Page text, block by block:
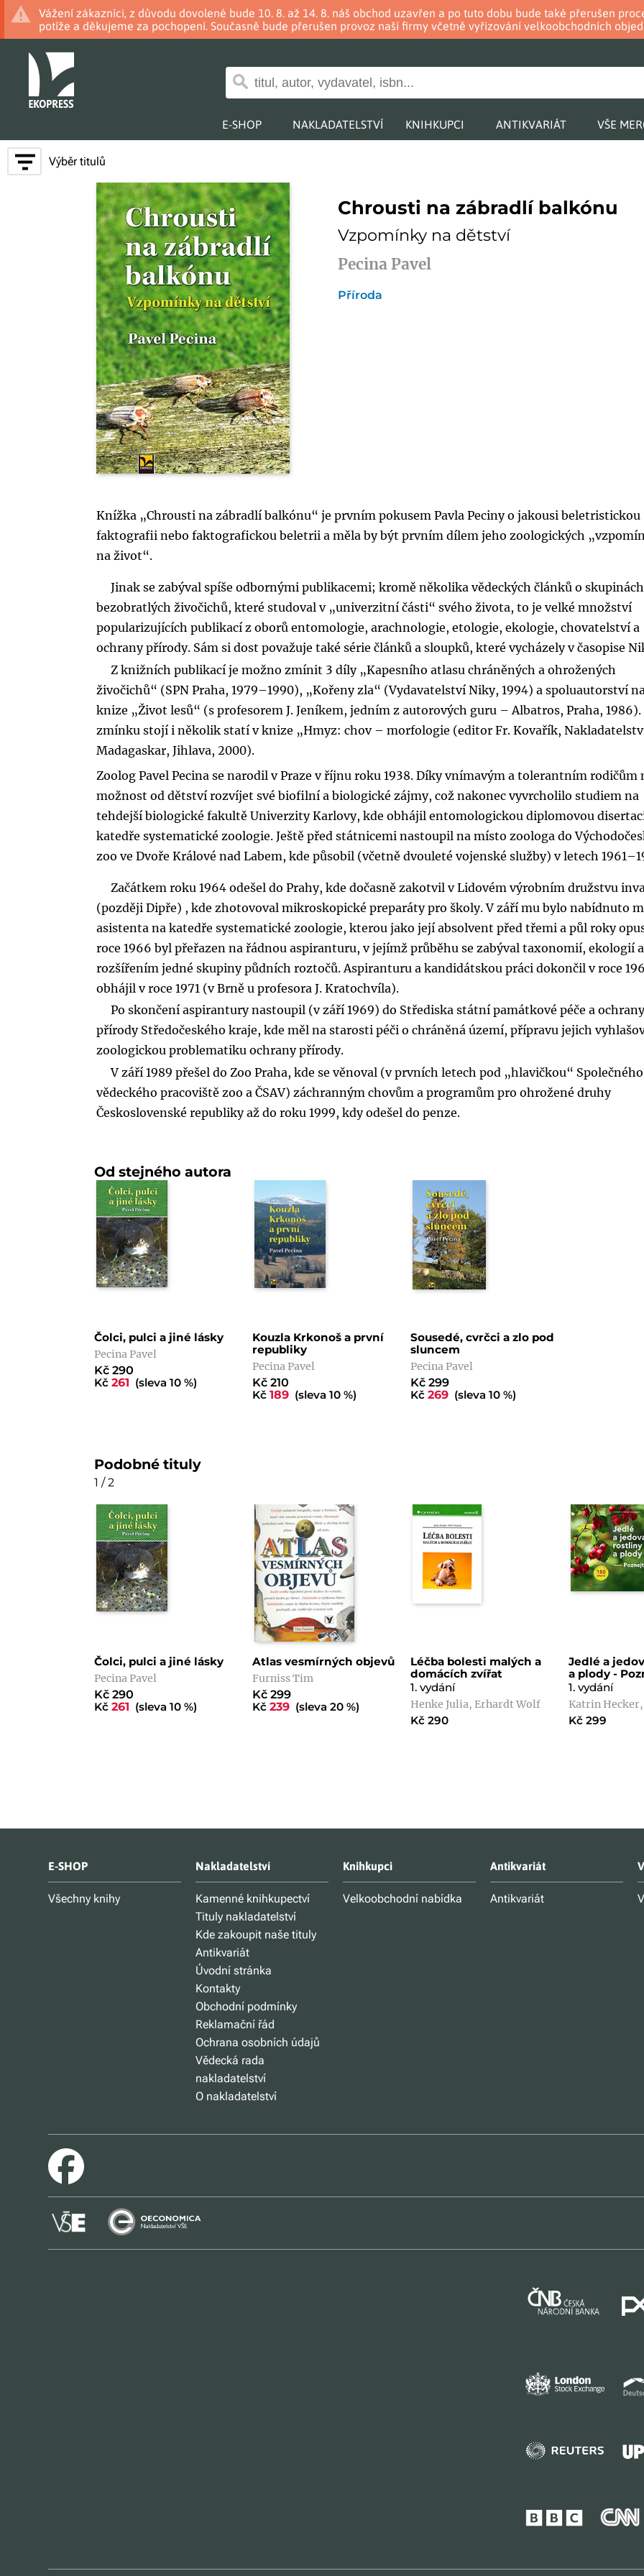
Vážení zákazníci, z důvodu dovolené bude 10. 8. až 14. 8. náš obchod uzavřen a po tuto dobu bude také přerušen
potíže a děkujeme za pochopení. Současně bude přerušen provoz naší firmy včetně vyřizování velkoobchodních
E-SHOP NAKLADATELSTVÍ KNIHKUPCI ANTIKVARIÁT VŠE
Výběr titulů
Chrousti na zábradlí balkónu
Vzpomínky na dětství
Pecina Pavel
Příroda
Knížka „Chrousti na zábradlí balkónu“ je prvním pokusem Pavla Peciny o jakousi beletristickou
faktografii nebo faktografickou beletrii a měla by být prvním dílem jeho zoologických
na život“.
Jinak se zabýval spíše odbornými publikacemi; kromě několika vědeckých článků o skupinách
bezobratlých živočichů, které studoval v „univerzitní části“ svého života, to je velké množství
popularizujících publikací z oborů entomologie, arachnologie, etologie, ekologie, chovatelství a
ochrany přírody. Sám si dost považuje také série článků a sloupků, které vycházely v časopise
Z knižních publikací je možno zmínit 3 díly „Kapesního atlasu chráněných a ohrožených
živočichů“ (SPN Praha, 1979–1990), „Kořeny zla“ (Vydavatelství Niky, 1994) a spoluautorství
knize „Život lesů“ (s profesorem J. Jeníkem, jedním z autorových guru – Albatros, Praha, 1986).
zmínku stojí i několik statí v knize „Hmyz: chov – morfologie (editor Fr. Kovařík,
Madagaskar, Jihlava, 2000).
Zoolog Pavel Pecina se narodil v Praze v říjnu roku 1938. Díky vnímavým a tolerantním rodičům
možnost od dětství rozvíjet své biofilní a biologické zájmy, což nakonec vyvrcholilo studiem na
tehdejší biologické fakultě Univerzity Karlovy, kde obhájil entomologickou diplomovou
katedře systematické zoologie. Ještě před státnicemi nastoupil na místo zoologa do
zoo ve Dvoře Králové nad Labem, kde působil (včetně dvouleté vojenské služby) v letech
Začátkem roku 1964 odešel do Prahy, kde dočasně zakotvil v Lidovém výrobním družstvu
(později Dipře) , kde zhotovoval mikroskopické preparáty pro školy. V září mu bylo nabídnuto
asistenta na katedře systematické zoologie, kterou jako její absolvent před třemi a půl roky
roce 1966 byl přeřazen na řádnou aspiranturu, v jejímž průběhu se zabýval taxonomií, ekologií a
rozšířením jedné skupiny půdních roztočů. Aspiranturu a kandidátskou práci dokončil v roce
obhájil v roce 1971 (v Brně u profesora J. Kratochvíla).
Po skončení aspirantury nastoupil (v září 1969) do Střediska státní památkové péče a
přírody Středočeského kraje, kde měl na starosti péči o chráněná území, přípravu jejich
zoologickou problematiku ochrany přírody.
V září 1989 přešel do Zoo Praha, kde se věnoval (v prvních letech pod „hlavičkou“ Společného
vědeckého pracoviště zoo a ČSAV) záchranným chovům a programům pro ohrožené druhy
Československé republiky až do roku 1999, kdy odešel do penze.
Od stejného autora
Čolci, pulci a jiné lásky
Pecina Pavel
Kč 290
Kč261 (sleva 10 %)
Kouzla Krkonoš a první
republiky
Pecina Pavel
Kč 210
Kč189 (sleva 10 %)
Sousedé, cvrčci a zlo pod
sluncem
Pecina Pavel
Kč 299
Kč269 (sleva 10 %)
Podobné tituly
1 / 2
Čolci, pulci a jiné lásky
Pecina Pavel
Kč 290
Kč261 (sleva 10 %)
Atlas vesmírných objevů
Furniss Tim
Kč 299
Kč239 (sleva 20 %)
Léčba bolesti malých a
domácích zvířat
1. vydání
Henke Julia, Erhardt Wolf
Kč 290
Jedlé a
a plody -
1. vydání
Katrin
Kč 299
E-SHOP
Všechny knihy
Nakladatelství
Kamenné knihkupectví
Tituly nakladatelství
Kde zakoupit naše tituly
Antikvariát
Úvodní stránka
Kontakty
Obchodní podmínky
Reklamační řád
Ochrana osobních údajů
Vědecká rada
nakladatelství
O nakladatelství
Knihkupci
Velkoobchodní nabídka
Antikvariát
Antikvariát